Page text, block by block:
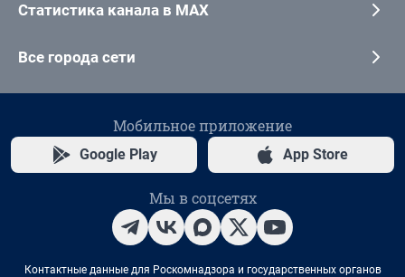
Статистика канала в MAX
Все города сети
Мобильное приложение
Google Play App Store
Мы в соцсетях
Контактные данные для Роскомнадзора и государственных органов